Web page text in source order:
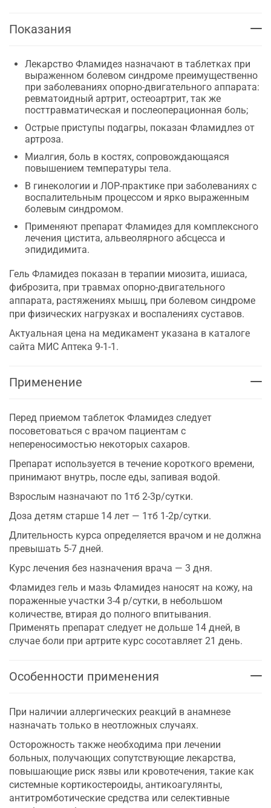
Показания
Лекарство Фламидез назначают в таблетках при
выраженном болевом синдроме преимущественно
при заболеваниях опорно-двигательного аппарата:
ревматоидный артрит, остеоартрит, так же
посттравматическая и послеоперационная боль;
Острые приступы подагры, показан Фламидлез от
артроза.
Миалгия, боль в костях, сопровождающаяся
повышением температуры тела.
В гинекологии и ЛОР-практике при заболеваниях с
воспалительным процессом и ярко выраженным
болевым синдромом.
Применяют препарат Фламидез для комплексного
лечения цистита, альвеолярного абсцесса и
эпидидимита.
Гель Фламидез показан в терапии миозита, ишиаса,
фиброзита, при травмах опорно-двигательного
аппарата, растяжениях мышц, при болевом синдроме
при физических нагрузках и воспалениях суставов.
Актуальная цена на медикамент указана в каталоге
сайта МИС Аптека 9-1-1.
Применение
Перед приемом таблеток Фламидез следует
посоветоваться с врачом пациентам с
непереносимостью некоторых сахаров.
Препарат используется в течение короткого времени,
принимают внутрь, после еды, запивая водой.
Взрослым назначают по 1тб 2-3р/сутки.
Доза детям старше 14 лет — 1тб 1-2р/сутки.
Длительность курса определяется врачом и не должна
превышать 5-7 дней.
Курс лечения без назначения врача — 3 дня.
Фламидез гель и мазь Фламидез наносят на кожу, на
пораженные участки 3-4 р/сутки, в небольшом
количестве, втирая до полного впитывания.
Применять препарат следует не дольше 14 дней, в
случае боли при артрите курс сосотавляет 21 день.
Особенности применения
При наличии аллергических реакций в анамнезе
назначать только в неотложных случаях.
Осторожность также необходима при лечении
больных, получающих сопутствующие лекарства,
повышающие риск язвы или кровотечения, такие как
системные кортикостероиды, антикоагулянты,
антитромботические средства или селективные